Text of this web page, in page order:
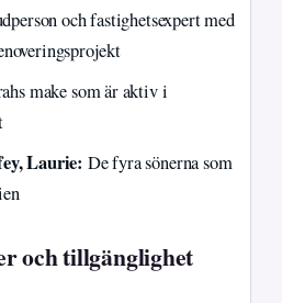
och fastighetsexpert med
make som är aktiv i
Laurie: De fyra sönerna som
och tillgänglighet